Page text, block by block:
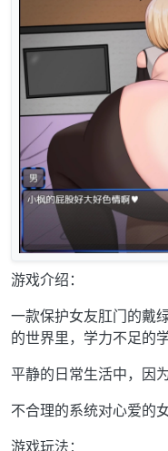
游戏介绍：
一款保护女友肛门的戴
的世界里，学力不足的
平静的日常生活中，因
不合理的系统对心爱的
游戏玩法：